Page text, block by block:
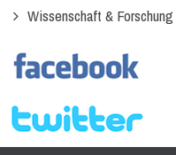
Wissenschaft & Forschung